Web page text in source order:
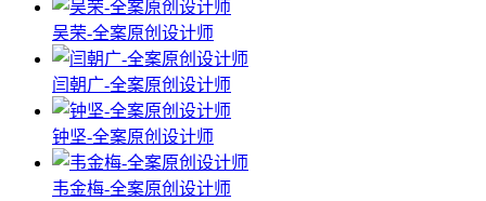
吴荣-全案原创设计师
闫朝广-全案原创设计师
钟坚-全案原创设计师
韦金梅-全案原创设计师